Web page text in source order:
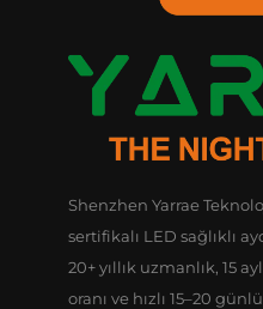
Shenzhen Yarrae
sertifikalı LED sağlıklı
20+ yıllık uzmanlık, 15
oranı ve hızlı 15–20